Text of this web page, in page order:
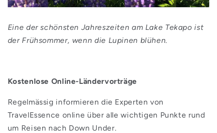
Eine der schönsten Jahreszeiten am Lake Tekapo ist
der Frühsommer, wenn die Lupinen blühen.
Kostenlose Online-Ländervorträge
Regelmässig informieren die Experten von
TravelEssence online über alle wichtigen Punkte rund
um Reisen nach Down Under.